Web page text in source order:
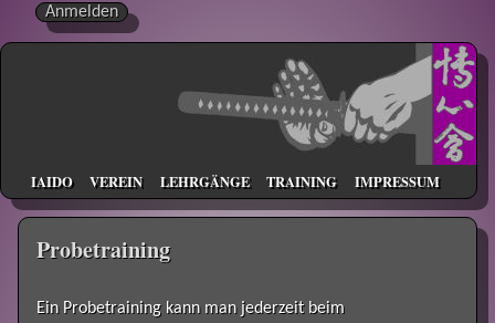
Anmelden
IAIDO VEREIN LEHRGÄNGE TRAINING IMPRESSUM
Probetraining
Ein Probetraining kann man jederzeit beim